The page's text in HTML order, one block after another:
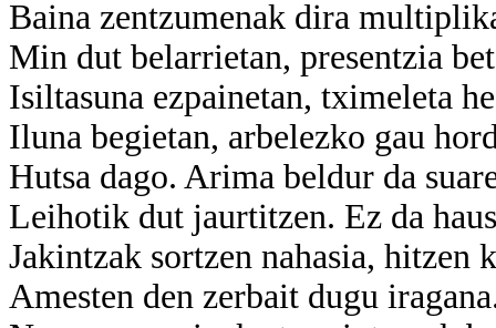
Baina zentzumenak dira
Min dut belarrietan, presentzia
Isiltasuna ezpainetan, tximeleta
Iluna begietan, arbelezko gau
Hutsa dago. Arima beldur da
Leihotik dut jaurtitzen. Ez da
Jakintzak sortzen nahasia, hitzen
Amesten den zerbait dugu